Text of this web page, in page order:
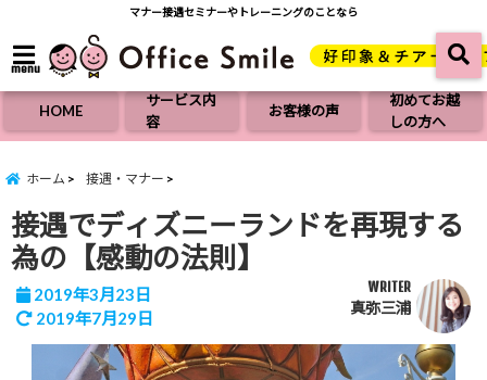
マナー接遇セミナーやトレーニングのことなら
menu
HOME
サービス内
容
お客様の声
初めてお越
しの方へ
ホーム 接遇・マナー
接遇でディズニーランドを再現する
為の【感動の法則】
2019年3月23日
2019年7月29日
WRITER
真弥三浦